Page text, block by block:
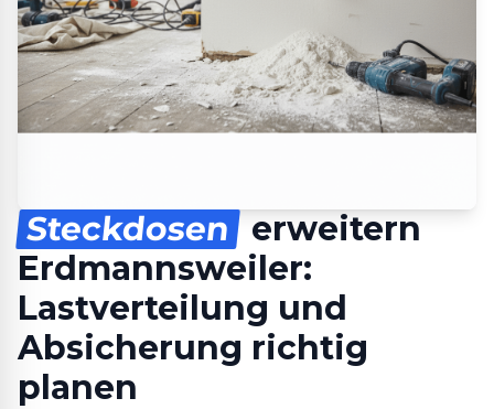
Steckdosen
erweitern
Erdmannsweiler:
Lastverteilung und
Absicherung richtig
planen